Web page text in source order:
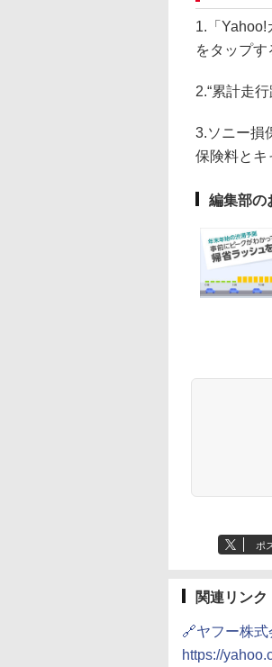
1.「Yahoo!
をタップす
2.“累計走
3.ソニー損
保険料とキ
編集部の
ポ
関連リンク
🔗ヤフー株式
https://